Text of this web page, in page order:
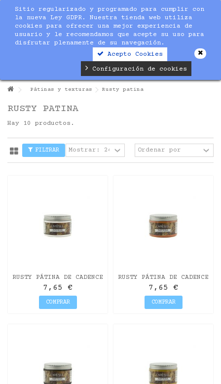
Sitio regularizado y programado para cumplir con
la nueva Ley GDPR. Nuestra tienda web utiliza
cookies para ofrecer una mejor experiencia de
usuario y le recomendamos que acepte su uso para
disfrutar plenamente de su navegación.
Acepto Cookies
Configuración de cookies
Pátinas y texturas Rusty patina
RUSTY PATINA
Hay 10 productos.
FILTRAR
RUSTY PÁTINA DE CADENCE
150ML BLANCO
7,65 €
COMPRAR
RUSTY PÁTINA DE CADENCE
150ML NARANJA
7,65 €
COMPRAR